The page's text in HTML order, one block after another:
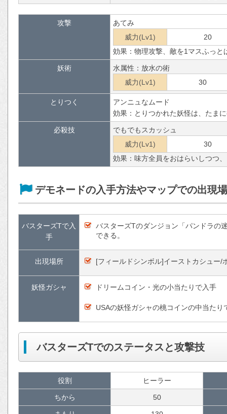
攻撃
あてみ
威力(Lv1)
20
効果：物理攻撃、敵を1マスふっと
妖術
水属性：放水の術
威力(Lv1)
30
とりつく
アンニュなムード
効果：とりつかれた妖怪は、たま
必殺技
でもでもスカッシュ
威力(Lv1)
30
効果：味方全員をおはらいしつつ
デモネードの入手方法やマップでの出現
バスターズTで入
手
バスターズTのダンジョン「パンドラの
できる。
出現場所 [フィールドシンボル]イーストカシュー/
妖怪ガシャ ドリームコイン・光の小当たりで入手
USAの妖怪ガシャの桃コインの中当たり
バスターズTでのステータスと攻撃技
役割 ヒーラー
ちから 50